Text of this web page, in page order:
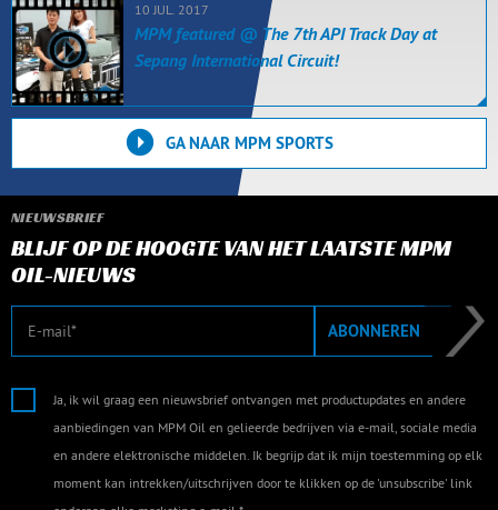
10 JUL. 2017
MPM featured @ The 7th API Track Day at
Sepang International Circuit!
GA NAAR MPM SPORTS
NIEUWSBRIEF
BLIJF OP DE HOOGTE VAN HET LAATSTE MPM
OIL-NIEUWS
E-mail ABONNEREN
Ja, ik wil graag een nieuwsbrief ontvangen met productupdates en andere
aanbiedingen van MPM Oil en gelieerde bedrijven via e-mail, sociale media
en andere elektronische middelen. Ik begrijp dat ik mijn toestemming op elk
moment kan intrekken/uitschrijven door te klikken op de 'unsubscribe' link